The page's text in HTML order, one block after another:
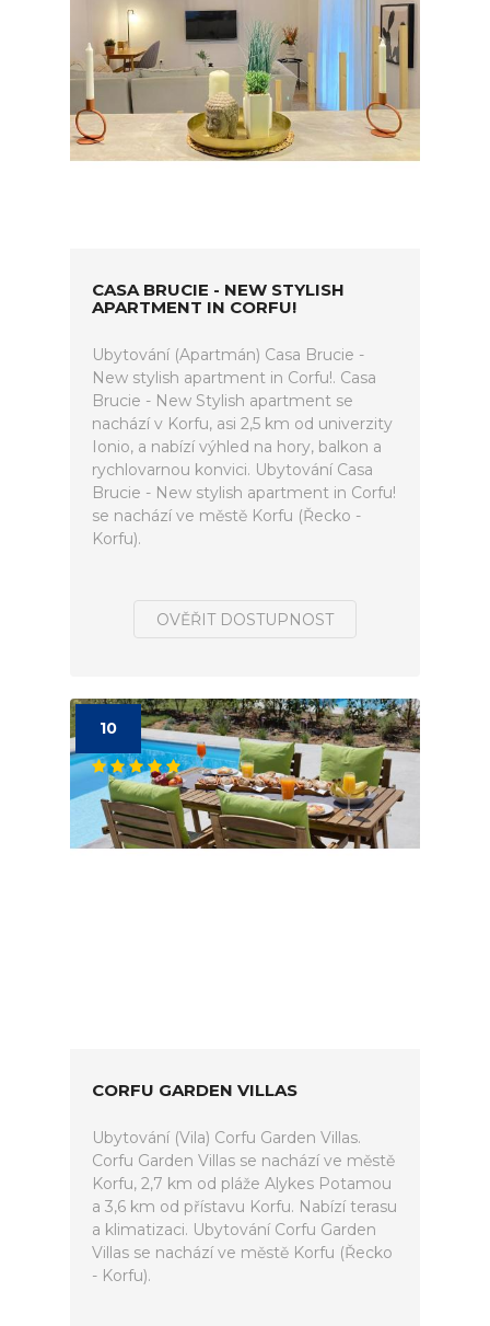
CASA BRUCIE - NEW STYLISH
APARTMENT IN CORFU!
Ubytování (Apartmán) Casa Brucie -
New stylish apartment in Corfu!. Casa
Brucie - New Stylish apartment se
nachází v Korfu, asi 2,5 km od univerzity
Ionio, a nabízí výhled na hory, balkon a
rychlovarnou konvici. Ubytování Casa
Brucie - New stylish apartment in Corfu!
se nachází ve městě Korfu (Řecko -
Korfu).
OVĚŘIT DOSTUPNOST
10
CORFU GARDEN VILLAS
Ubytování (Vila) Corfu Garden Villas.
Corfu Garden Villas se nachází ve městě
Korfu, 2,7 km od pláže Alykes Potamou
a 3,6 km od přístavu Korfu. Nabízí terasu
a klimatizaci. Ubytování Corfu Garden
Villas se nachází ve městě Korfu (Řecko
- Korfu).